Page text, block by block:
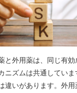
と外用薬は、同じ有
ニズムは共通してい
違いがあります。外